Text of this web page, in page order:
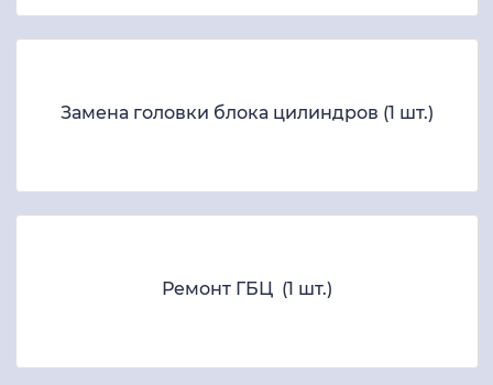
Замена головки блока цилиндров (1 шт.)
Ремонт ГБЦ (1 шт.)